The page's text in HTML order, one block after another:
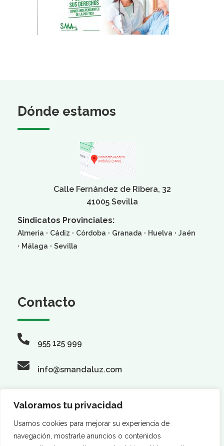
Valoramos tu privacidad
Usamos cookies para mejorar su experiencia de
navegación, mostrarle anuncios o contenidos
Dónde estamos
Calle Fernández de Ribera, 32
41005 Sevilla
Sindicatos Provinciales:
Almería · Cádiz · Córdoba · Granada · Huelva · Jaén
· Málaga · Sevilla
Contacto
955 125 999
info@smandaluz.com
Síguenos